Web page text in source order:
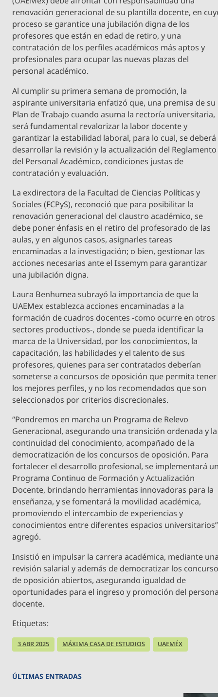
renovación generacional de su plantilla docente, en
proceso se garantice una jubilación digna de los
profesores que están en edad de retiro, y una
contratación de los perfiles académicos más aptos y
profesionales para ocupar las nuevas plazas del
personal académico.
Al cumplir su primera semana de promoción, la
aspirante universitaria enfatizó que, una premisa de su
Plan de Trabajo cuando asuma la rectoría universitaria,
será fundamental revalorizar la labor docente y
garantizar la estabilidad laboral, para lo cual, se deberá
desarrollar la revisión y la actualización del Reglamento
del Personal Académico, condiciones justas de
contratación y evaluación.
La exdirectora de la Facultad de Ciencias Políticas y
Sociales (FCPyS), reconoció que para posibilitar la
renovación generacional del claustro académico, se
debe poner énfasis en el retiro del profesorado de las
aulas, y en algunos casos, asignarles tareas
encaminadas a la investigación; o bien, gestionar las
acciones necesarias ante el Issemym para garantizar
una jubilación digna.
Laura Benhumea subrayó la importancia de que la
UAEMex establezca acciones encaminadas a la
formación de cuadros docentes -como ocurre en otros
sectores productivos-, donde se pueda identificar la
marca de la Universidad, por los conocimientos, la
capacitación, las habilidades y el talento de sus
profesores, quienes para ser contratados deberían
someterse a concursos de oposición que permita tener
los mejores perfiles, y no los recomendados que son
seleccionados por criterios discrecionales.
“Pondremos en marcha un Programa de Relevo
Generacional, asegurando una transición ordenada y la
continuidad del conocimiento, acompañado de la
democratización de los concursos de oposición. Para
fortalecer el desarrollo profesional, se implementará
Programa Continuo de Formación y Actualización
Docente, brindando herramientas innovadoras para la
enseñanza, y se fomentará la movilidad académica,
promoviendo el intercambio de experiencias y
conocimientos entre diferentes espacios universitarios”
agregó.
Insistió en impulsar la carrera académica, mediante
revisión salarial y además de democratizar los
de oposición abiertos, asegurando igualdad de
oportunidades para el ingreso y promoción del
docente.
Etiquetas:
3 ABR 2025 MÁXIMA CASA DE ESTUDIOS UAEMÉX
ÚLTIMAS ENTRADAS